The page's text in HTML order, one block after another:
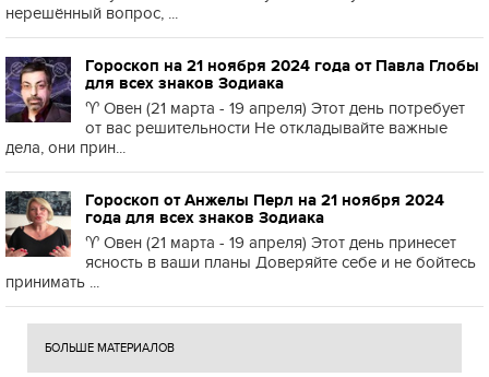
нерешённый вопрос, ...
Гороскоп на 21 ноября 2024 года от Павла Глобы
для всех знаков Зодиака
♈️ Овен (21 марта - 19 апреля) Этот день потребует
от вас решительности Не откладывайте важные
дела, они прин...
Гороскоп от Анжелы Перл на 21 ноября 2024
года для всех знаков Зодиака
♈️ Овен (21 марта - 19 апреля) Этот день принесет
ясность в ваши планы Доверяйте себе и не бойтесь
принимать ...
БОЛЬШЕ МАТЕРИАЛОВ